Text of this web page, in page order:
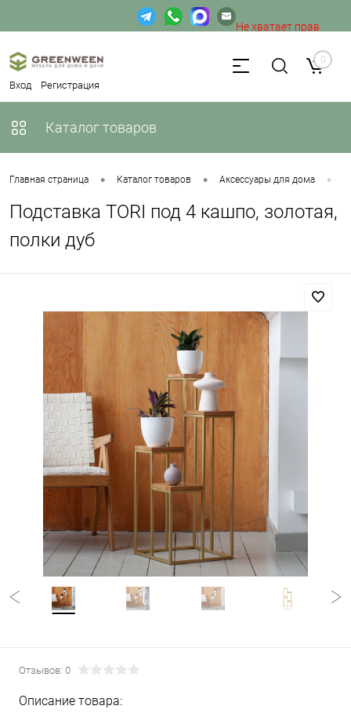
Вход Регистрация
Не хватает прав
доступа к веб-форме. 0
Каталог товаров
Главная страница • Каталог товаров • Аксессуары для дома •
Подставка TORI под 4 кашпо, золотая,
полки дуб
Отзывов: 0
Описание товара: